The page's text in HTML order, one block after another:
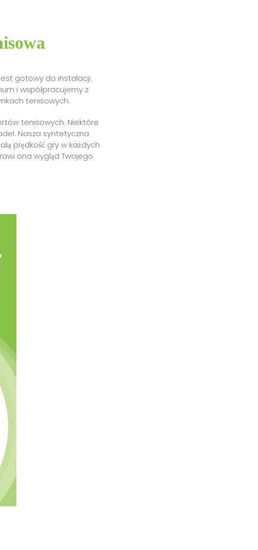
gotowy do instalacji.
i współpracujemy z
tenisowych.
tenisowych. Niektóre
Nasza syntetyczna
prędkość gry w każdych
ona wygląd Twojego